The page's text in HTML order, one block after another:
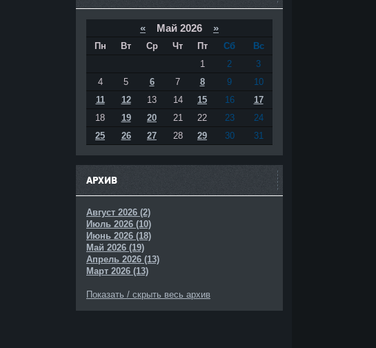
« Май 2026 »
Пн Вт Ср Чт Пт Сб
Вс
1
2
3
4
5 6 7 8 9
10
11
12 13 14 15 16
17
18
19 20 21 22 23
24
25
26 27 28 29 30 31
АРХИВ
Август 2026 (2)
Июль 2026 (10)
Июнь 2026 (18)
Май 2026 (19)
Апрель 2026 (13)
Март 2026 (13)
Показать / скрыть весь архив